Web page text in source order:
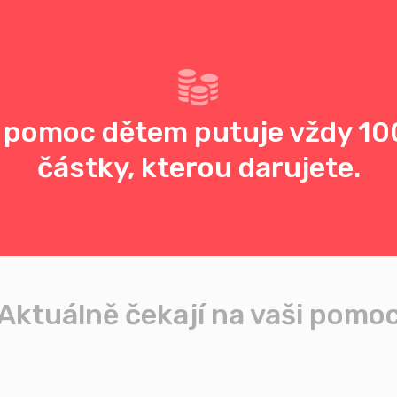
dětem putuje vždy
částky, kterou darujete.
čekají na vaši